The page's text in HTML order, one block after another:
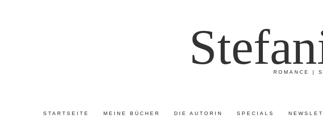
ROMANCE |
STARTSEITE MEINE BÜCHER DIE AUTORIN SPECIALS